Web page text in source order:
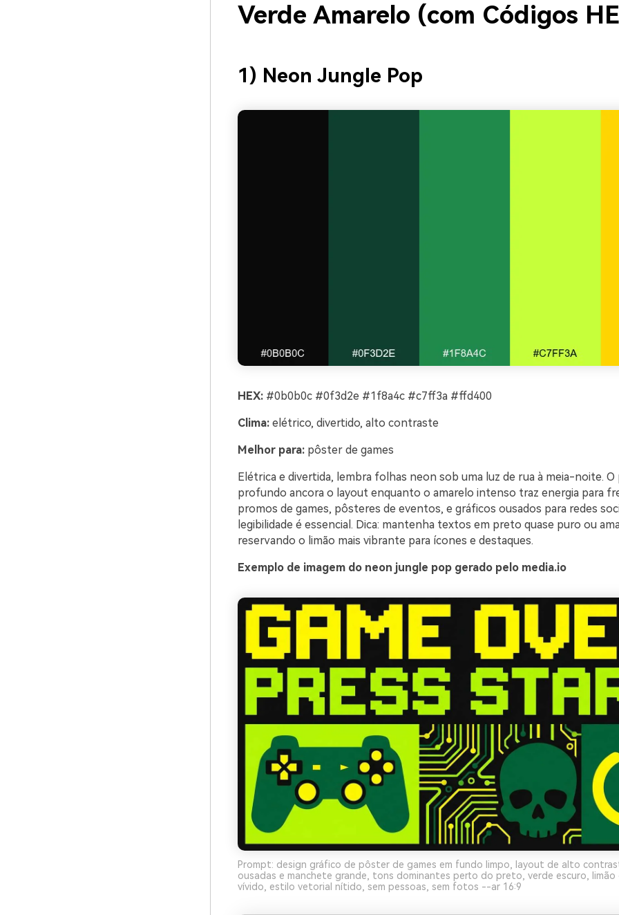
Verde Amarelo (com Códigos
1) Neon Jungle Pop
HEX:#0b0b0c #0f3d2e #1f8a4c #c7ff3a #ffd400
Clima:elétrico, divertido, alto contraste
Melhor para:pôster de games
Elétrica e divertida, lembra folhas neon sob uma luz de rua à meia-noite.
profundo ancora o layout enquanto o amarelo intenso traz energia para
promos de games, pôsteres de eventos, e gráficos ousados para redes
legibilidade é essencial. Dica: mantenha textos em preto quase puro ou
reservando o limão mais vibrante para ícones e destaques.
Exemplo de imagem do neon jungle pop gerado pelo media.io
Prompt: design gráfico de pôster de games em fundo limpo, layout de alto
ousadas e manchete grande, tons dominantes perto do preto, verde escuro, limão
vívido, estilo vetorial nítido, sem pessoas, sem fotos --ar 16:9